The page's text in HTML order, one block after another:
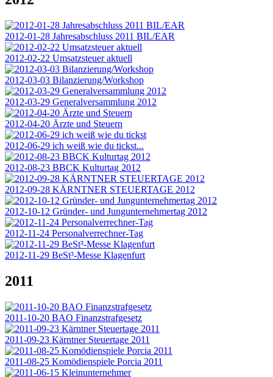
2012-01-28 Jahresabschluss 2011 BIL/EAR
2012-02-22 Umsatzsteuer aktuell
2012-03-03 Bilanzierung/Workshop
2012-03-29 Generalversammlung 2012
2012-04-20 Ärzte und Steuern
2012-06-29 ich weiß wie du tickst...
2012-08-23 BBCK Kulturtag 2012
2012-09-28 KÄRNTNER STEUERTAGE 2012
2012-10-12 Gründer- und Jungunternehmertag 2012
2012-11-24 Personalverrechner-Tag
2012-11-29 BeSt³-Messe Klagenfurt
2011
2011-10-20 BAO Finanzstrafgesetz
2011-09-23 Kärntner Steuertage 2011
2011-08-25 Komödienspiele Porcia 2011